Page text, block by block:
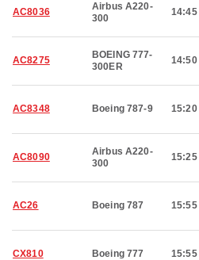
AC8036
Airbus A220-
300
14:45
AC8275
BOEING 777-
300ER
14:50
AC8348 Boeing 787-9 15:20
AC8090
Airbus A220-
300
15:25
AC26 Boeing 787 15:55
CX810 Boeing 777 15:55